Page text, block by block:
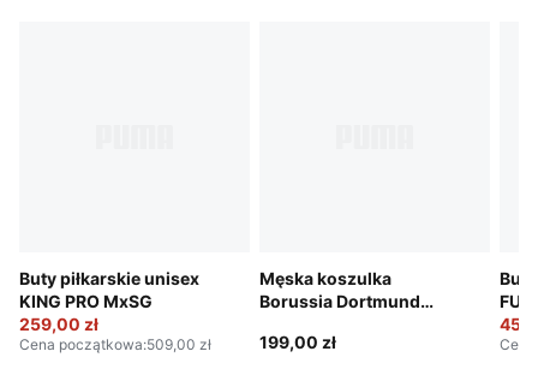
Buty piłkarskie unisex
KING PRO MxSG
259,00 zł
Cena początkowa:509,00 zł
Męska koszulka
Borussia Dortmund
199,00 zł